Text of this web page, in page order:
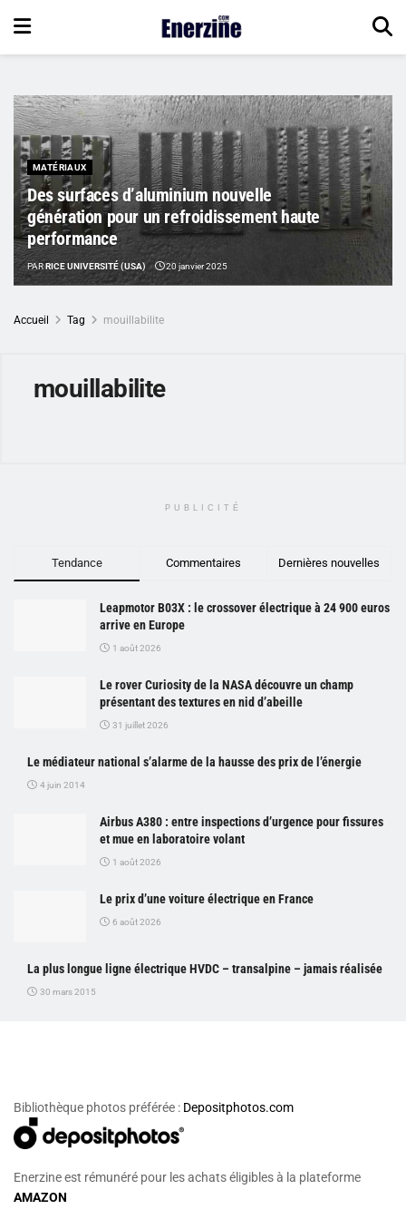
MATÉRIAUX
Des surfaces d’aluminium nouvelle
génération pour un refroidissement haute
performance
PARRICE UNIVERSITÉ (USA) 20 janvier 2025
Accueil Tag mouillabilite
mouillabilite
PUBLICITÉ
Tendance Commentaires Dernières nouvelles
Leapmotor B03X : le crossover électrique à 24 900 euros
arrive en Europe
1 août 2026
Le rover Curiosity de la NASA découvre un champ
présentant des textures en nid d’abeille
31 juillet 2026
Le médiateur national s’alarme de la hausse des prix de l’énergie
4 juin 2014
Airbus A380 : entre inspections d’urgence pour fissures
et mue en laboratoire volant
1 août 2026
Le prix d’une voiture électrique en France
6 août 2026
La plus longue ligne électrique HVDC – transalpine – jamais réalisée
30 mars 2015
Bibliothèque photos préférée : Depositphotos.com
Enerzine est rémunéré pour les achats éligibles à la plateforme
AMAZON